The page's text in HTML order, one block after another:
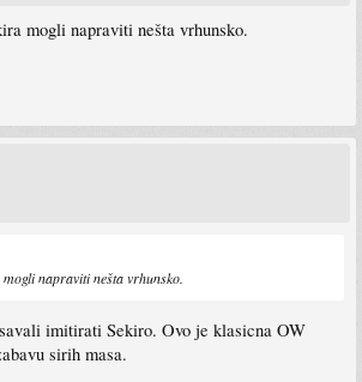
mogli napraviti nešta vrhunsko.
napraviti nešta vrhunsko.
imitirati Sekiro. Ovo je klasicna OW
sirih masa.